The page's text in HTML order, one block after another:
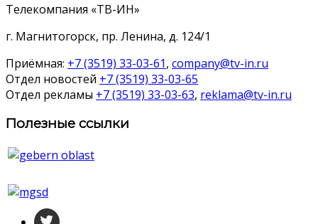
Телекомпания «ТВ-ИН»
г. Магнитогорск, пр. Ленина, д. 124/1
Приёмная: +7 (3519) 33-03-61, company@tv-in.ru
Отдел новостей +7 (3519) 33-03-65
Отдел рекламы +7 (3519) 33-03-63, reklama@tv-in.ru
Полезные ссылки